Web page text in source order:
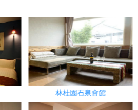
林桂園石泉會館